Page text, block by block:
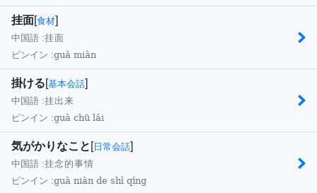
挂面[食材]
中国語 :挂面
ピンイン :guà miàn
掛ける[基本会話]
中国語 :挂出来
ピンイン :guà chū lái
気がかりなこと [ 日常会話]
中国語 :挂念的事情
ピンイン :guà niàn de shì qíng